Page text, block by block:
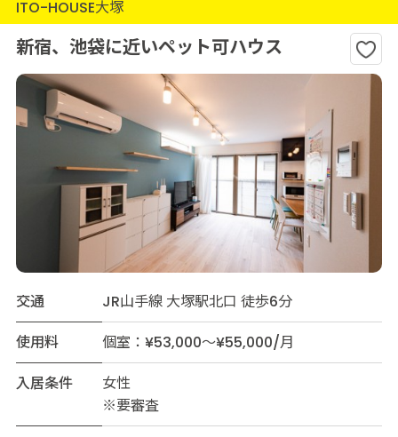
ITO-HOUSE大塚
新宿、池袋に近いペット可ハウス
交通
JR山手線 大塚駅北口 徒歩6分
使用料
個室：¥53,000～¥55,000/月
入居条件
女性
※要審査